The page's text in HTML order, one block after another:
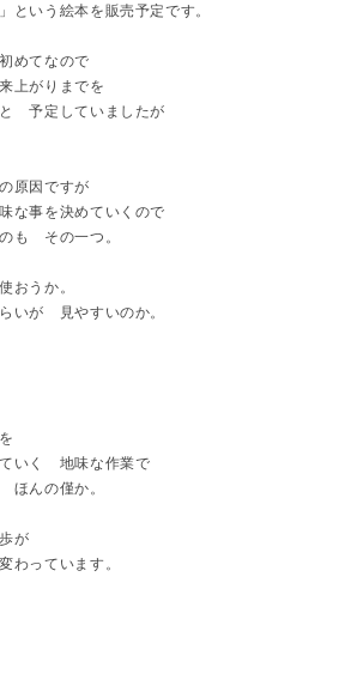
という絵本を販売予定です。
めてなので
上がりまでを
予定していましたが
原因ですが
な事を決めていくので
も その一つ。
おうか。
いが 見やすいのか。
いく 地味な作業で
んの僅か。
が
わっています。